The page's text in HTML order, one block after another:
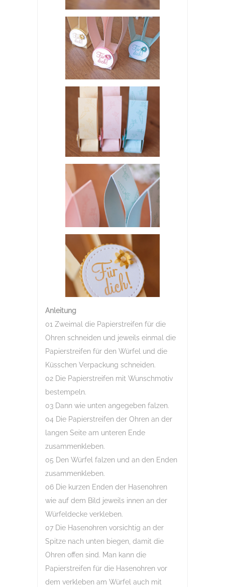
Anleitung
01 Zweimal die Papierstreifen für die
Ohren schneiden und jeweils einmal die
Papierstreifen für den Würfel und die
Küsschen Verpackung schneiden.
02 Die Papierstreifen mit Wunschmotiv
bestempeln.
03 Dann wie unten angegeben falzen.
04 Die Papierstreifen der Ohren an der
langen Seite am unteren Ende
zusammenkleben.
05 Den Würfel falzen und an den Enden
zusammenkleben.
06 Die kurzen Enden der Hasenohren
wie auf dem Bild jeweils innen an der
Würfeldecke verkleben.
07 Die Hasenohren vorsichtig an der
Spitze nach unten biegen, damit die
Ohren offen sind. Man kann die
Papierstreifen für die Hasenohren vor
dem verkleben am Würfel auch mit